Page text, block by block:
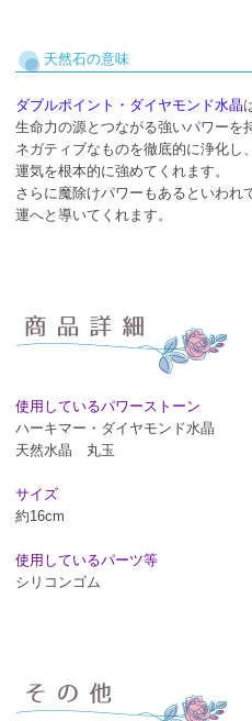
天然石の意味
ダブルポイント・ダイヤモンド水晶
生命力の源とつながる強いパワーを
ネガティブなものを徹底的に浄化し
運気を根本的に強めてくれます。
さらに魔除けパワーもあるといわれ
運へと導いてくれます。
使用しているパワーストーン
ハーキマー・ダイヤモンド水晶
天然水晶 丸玉
サイズ
約16cm
使用しているパーツ等
シリコンゴム